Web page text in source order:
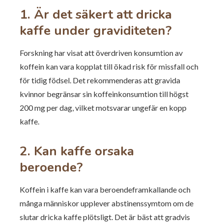
1. Är det säkert att dricka
kaffe under graviditeten?
Forskning har visat att överdriven konsumtion av
koffein kan vara kopplat till ökad risk för missfall och
för tidig födsel. Det rekommenderas att gravida
kvinnor begränsar sin koffeinkonsumtion till högst
200 mg per dag, vilket motsvarar ungefär en kopp
kaffe.
2. Kan kaffe orsaka
beroende?
Koffein i kaffe kan vara beroendeframkallande och
många människor upplever abstinenssymtom om de
slutar dricka kaffe plötsligt. Det är bäst att gradvis